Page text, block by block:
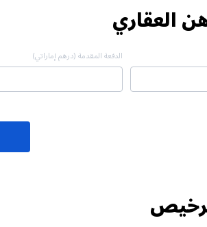
العقاري
الدفعة المقدمة (درهم إماراتي)